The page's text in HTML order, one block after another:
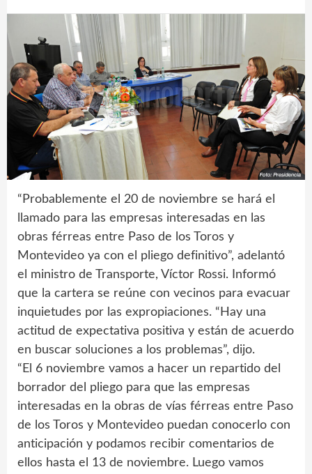
“Probablemente el 20 de noviembre se hará el
llamado para las empresas interesadas en las
obras férreas entre Paso de los Toros y
Montevideo ya con el pliego definitivo”, adelantó
el ministro de Transporte, Víctor Rossi. Informó
que la cartera se reúne con vecinos para evacuar
inquietudes por las expropiaciones. “Hay una
actitud de expectativa positiva y están de acuerdo
en buscar soluciones a los problemas”, dijo.
“El 6 noviembre vamos a hacer un repartido del
borrador del pliego para que las empresas
interesadas en la obras de vías férreas entre Paso
de los Toros y Montevideo puedan conocerlo con
anticipación y podamos recibir comentarios de
ellos hasta el 13 de noviembre. Luego vamos